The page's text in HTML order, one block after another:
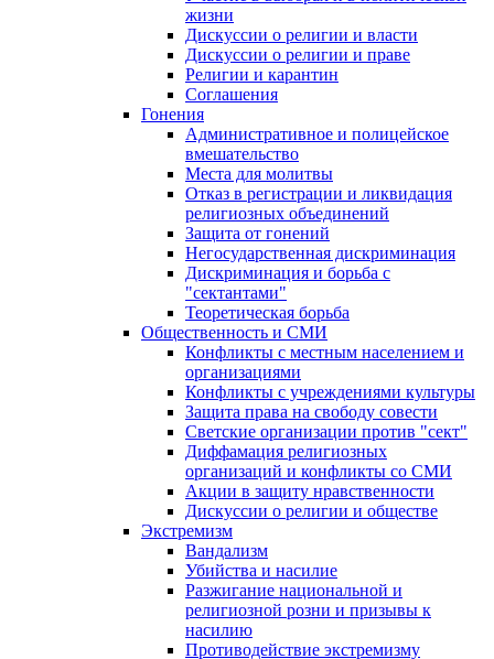
жизни
Дискуссии о религии и власти
Дискуссии о религии и праве
Религии и карантин
Соглашения
Гонения
Административное и полицейское
вмешательство
Места для молитвы
Отказ в регистрации и ликвидация
религиозных объединений
Защита от гонений
Негосударственная дискриминация
Дискриминация и борьба с
"сектантами"
Теоретическая борьба
Общественность и СМИ
Конфликты с местным населением и
организациями
Конфликты с учреждениями культуры
Защита права на свободу совести
Светские организации против "сект"
Диффамация религиозных
организаций и конфликты со СМИ
Акции в защиту нравственности
Дискуссии о религии и обществе
Экстремизм
Вандализм
Убийства и насилие
Разжигание национальной и
религиозной розни и призывы к
насилию
Противодействие экстремизму